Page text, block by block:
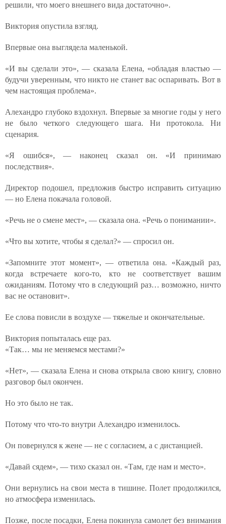
решили, что моего внешнего вида достаточно».
Виктория опустила взгляд.
Впервые она выглядела маленькой.
«И вы сделали это», — сказала Елена, «обладая властью —
будучи уверенным, что никто не станет вас оспаривать. Вот в
чем настоящая проблема».
Алехандро глубоко вздохнул. Впервые за многие годы у него
не было четкого следующего шага. Ни протокола. Ни
сценария.
«Я ошибся», — наконец сказал он. «И принимаю
последствия».
Директор подошел, предложив быстро исправить ситуацию
— но Елена покачала головой.
«Речь не о смене мест», — сказала она. «Речь о понимании».
«Что вы хотите, чтобы я сделал?» — спросил он.
«Запомните этот момент», — ответила она. «Каждый раз,
когда встречаете кого-то, кто не соответствует вашим
ожиданиям. Потому что в следующий раз… возможно, ничто
вас не остановит».
Ее слова повисли в воздухе — тяжелые и окончательные.
Виктория попыталась еще раз.
«Так… мы не меняемся местами?»
«Нет», — сказала Елена и снова открыла свою книгу, словно
разговор был окончен.
Но это было не так.
Потому что что-то внутри Алехандро изменилось.
Он повернулся к жене — не с согласием, а с дистанцией.
«Давай сядем», — тихо сказал он. «Там, где нам и место».
Они вернулись на свои места в тишине. Полет продолжился,
но атмосфера изменилась.
Позже, после посадки, Елена покинула самолет без внимания